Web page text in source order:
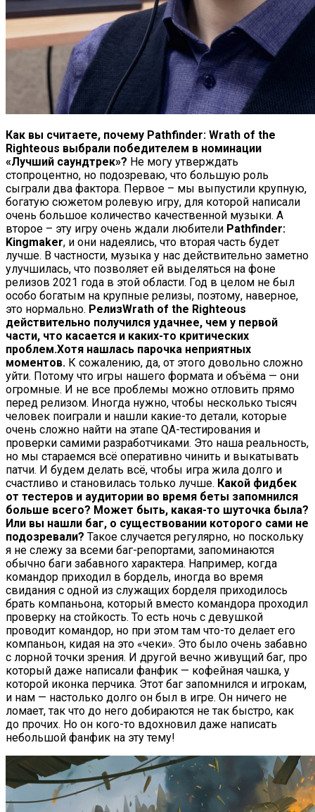
Как вы считаете, почему Pathfinder: Wrath of the
Righteous выбрали победителем в номинации
«Лучший саундтрек»? Не могу утверждать
стопроцентно, но подозреваю, что большую роль
сыграли два фактора. Первое – мы выпустили крупную,
богатую сюжетом ролевую игру, для которой написали
очень большое количество качественной музыки. А
второе – эту игру очень ждали любители Pathfinder:
Kingmaker, и они надеялись, что вторая часть будет
лучше. В частности, музыка у нас действительно заметно
улучшилась, что позволяет ей выделяться на фоне
релизов 2021 года в этой области. Год в целом не был
особо богатым на крупные релизы, поэтому, наверное,
это нормально. РелизWrath of the Righteous
действительно получился удачнее, чем у первой
части, что касается и каких-то критических
проблем.Хотя нашлась парочка неприятных
моментов. К сожалению, да, от этого довольно сложно
уйти. Потому что игры нашего формата и объёма — они
огромные. И не все проблемы можно отловить прямо
перед релизом. Иногда нужно, чтобы несколько тысяч
человек поиграли и нашли какие-то детали, которые
очень сложно найти на этапе QA-тестирования и
проверки самими разработчиками. Это наша реальность,
но мы стараемся всё оперативно чинить и выкатывать
патчи. И будем делать всё, чтобы игра жила долго и
счастливо и становилась только лучше. Какой фидбек
от тестеров и аудитории во время беты запомнился
больше всего? Может быть, какая-то шуточка была?
Или вы нашли баг, о существовании которого сами не
подозревали? Такое случается регулярно, но поскольку
я не слежу за всеми баг-репортами, запоминаются
обычно баги забавного характера. Например, когда
командор приходил в бордель, иногда во время
свидания с одной из служащих борделя приходилось
брать компаньона, который вместо командора проходил
проверку на стойкость. То есть ночь с девушкой
проводит командор, но при этом там что-то делает его
компаньон, кидая на это «чеки». Это было очень забавно
с лорной точки зрения. И другой вечно живущий баг, про
который даже написали фанфик — кофейная чашка, у
которой иконка перчика. Этот баг запомнился и игрокам,
и нам — настолько долго он был в игре. Он ничего не
ломает, так что до него добираются не так быстро, как
до прочих. Но он кого-то вдохновил даже написать
небольшой фанфик на эту тему!